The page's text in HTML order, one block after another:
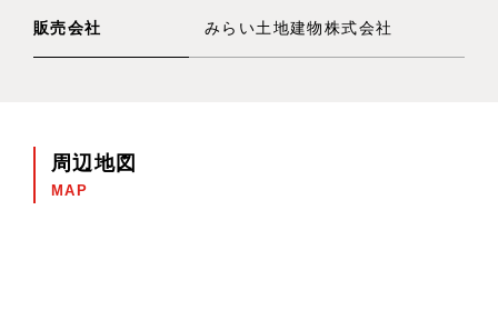
販売会社 みらい土地建物株式会社
周辺地図
MAP